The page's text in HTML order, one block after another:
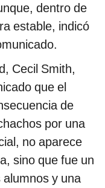
dentro de
estable, indicó
Cecil Smith,
que el
de
por una
no aparece
sino que fue un
y una